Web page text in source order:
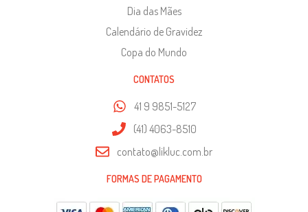
Dia das Mães
Calendário de Gravidez
Copa do Mundo
CONTATOS
41 9 9851-5127
(41) 4063-8510
contato@likluc.com.br
FORMAS DE PAGAMENTO